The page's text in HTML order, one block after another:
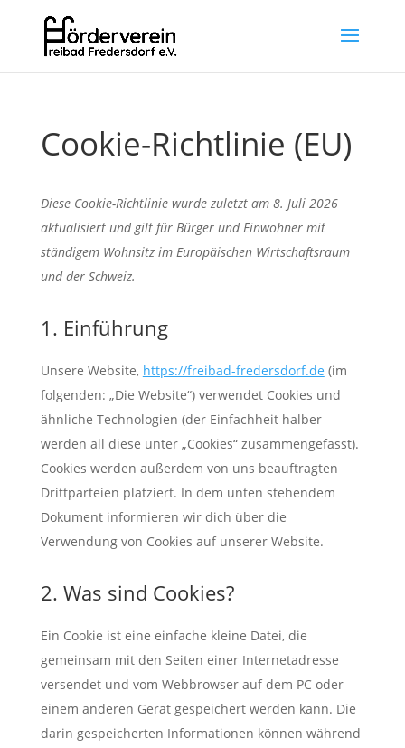
Cookie-Richtlinie (EU)
Diese Cookie-Richtlinie wurde zuletzt am 8. Juli 2026
aktualisiert und gilt für Bürger und Einwohner mit
ständigem Wohnsitz im Europäischen Wirtschaftsraum
und der Schweiz.
1. Einführung
Unsere Website, https://freibad-fredersdorf.de (im
folgenden: „Die Website“) verwendet Cookies und
ähnliche Technologien (der Einfachheit halber
werden all diese unter „Cookies“ zusammengefasst).
Cookies werden außerdem von uns beauftragten
Drittparteien platziert. In dem unten stehendem
Dokument informieren wir dich über die
Verwendung von Cookies auf unserer Website.
2. Was sind Cookies?
Ein Cookie ist eine einfache kleine Datei, die
gemeinsam mit den Seiten einer Internetadresse
versendet und vom Webbrowser auf dem PC oder
einem anderen Gerät gespeichert werden kann. Die
darin gespeicherten Informationen können während